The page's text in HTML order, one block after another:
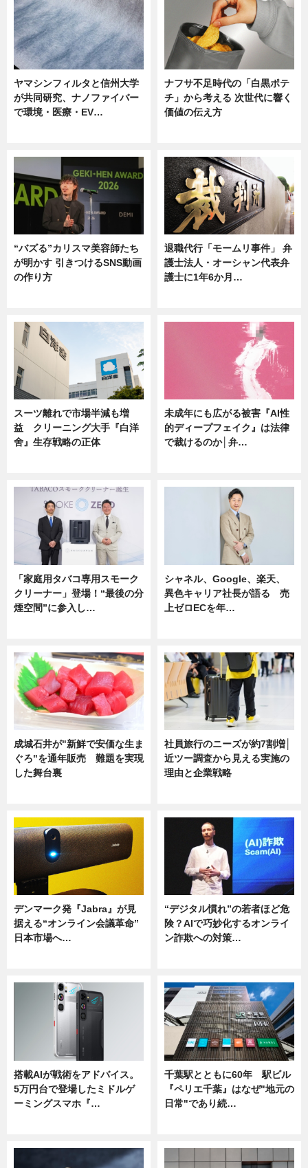
ヤマシンフィルタと信州大学
が共同研究、ナノファイバー
で環境・医療・EV…
ナフサ不足時代の「白黒ポテ
チ」から考える 次世代に響く
価値の伝え方
“バズる”カリスマ美容師たち
が明かす 引きつけるSNS動画
の作り方
退職代行「モームリ事件」 弁
護士法人・オーシャン代表弁
護士に1年6か月…
スーツ離れで市場半減も増
益 クリーニング大手『白洋
舍』生存戦略の正体
未成年にも広がる被害『AI性
的ディープフェイク』は法律
で裁けるのか│弁…
「家庭用タバコ専用スモーク
クリーナー」登場！“最後の分
煙空間”に参入し…
シャネル、Google、楽天、
異色キャリア社長が語る 売
上ゼロECを年…
成城石井が"新鮮で安価な生ま
ぐろ"を通年販売 難題を実現
した舞台裏
社員旅行のニーズが約7割増│
近ツー調査から見える実施の
理由と企業戦略
デンマーク発『Jabra』が見
据える“オンライン会議革命”
日本市場へ…
“デジタル慣れ”の若者ほど危
険？AIで巧妙化するオンライ
ン詐欺への対策…
搭載AIが戦術をアドバイス。
5万円台で登場したミドルゲ
ーミングスマホ『…
千葉駅とともに60年 駅ビル
『ペリエ千葉』はなぜ"地元の
日常"であり続…